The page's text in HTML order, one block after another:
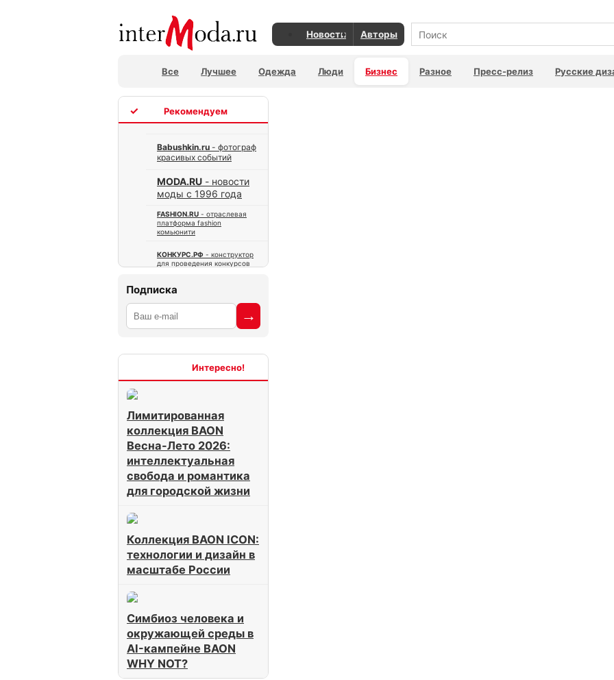
Новости Авторы
Все Лучшее Одежда Люди Бизнес Разное Пресс-релиз Русские
Babushkin.ru - фотограф
красивых событий
MODA.RU - новости
моды с 1996 года
FASHION.RU - отраслевая
платформа fashion
комьюнити
КОНКУРС.РФ - конструктор
для проведения конкурсов
Подписка
Лимитированная
коллекция BAON
Весна-Лето 2026:
интеллектуальная
свобода и романтика
для городской жизни
Коллекция BAON ICON:
технологии и дизайн в
масштабе России
Симбиоз человека и
окружающей среды в
AI-кампейне BAON
WHY NOT?